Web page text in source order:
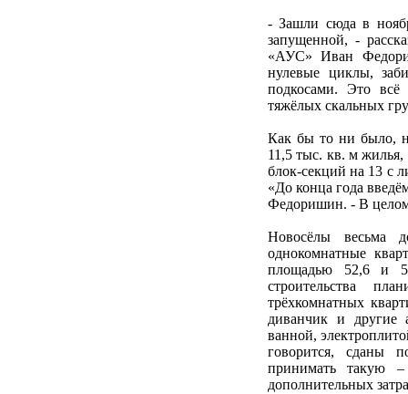
- Зашли сюда в
запущенной, -
«АУС» Иван
нулевые циклы,
подкосами. Это всё
тяжёлых скальных
Как бы то ни было,
11,5 тыс. кв. м
блок-секций на 13 с
«До конца года
Федоришин. - В целом
Новосёлы весьма
однокомнатные
площадью 52,6 и
строительства
трёхкомнатных
диванчик и другие
ванной,
говорится, сданы
принимать такую
дополнительных